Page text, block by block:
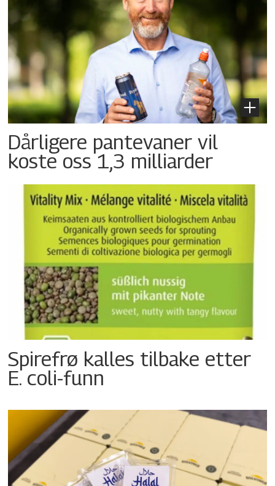
Dårligere pantevaner vil
koste oss 1,3 milliarder
Spirefrø kalles tilbake etter
E. coli-funn